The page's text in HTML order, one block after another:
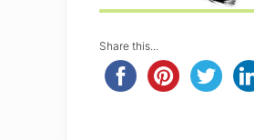
Share this...